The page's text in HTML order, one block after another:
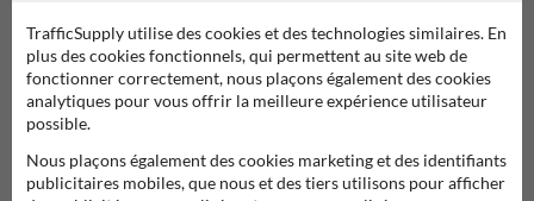
https://www.panneausignalisation.be/c/879/panneaux-de-
signalisation-g2000-officiels/serie-f-panneaux-dindication/
Pour orienter les usagers ou signaler des services (parking, sorties,
direction).
Panneaux additionnels – Série G
https://www.panneausignalisation.be/c/880/panneaux-de-
TrafficSupply utilise des cookies et des technologies similaires. En
plus des cookies fonctionnels, qui permettent au site web de
fonctionner correctement, nous plaçons également des cookies
analytiques pour vous offrir la meilleure expérience utilisateur
possible.
Nous plaçons également des cookies marketing et des identifiants
publicitaires mobiles, que nous et des tiers utilisons pour afficher